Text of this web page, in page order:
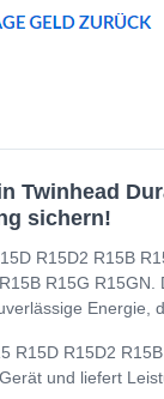
Twinhead
sichern!
R15D2 R15B
R15G
Energie,
R15D R15D2
und liefert